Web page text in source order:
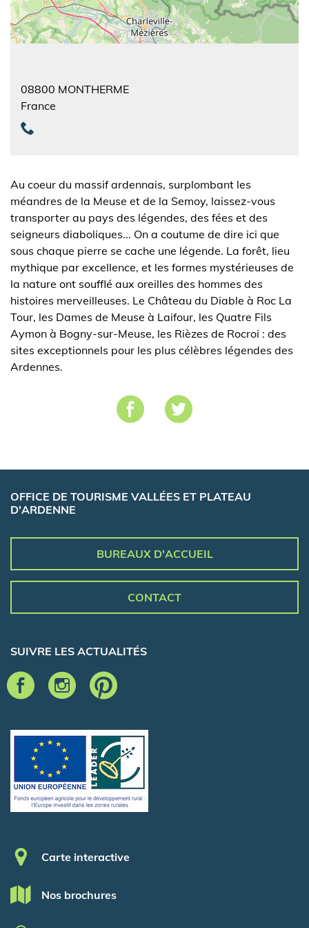
08800 MONTHERME
France
Au coeur du massif ardennais, surplombant les
méandres de la Meuse et de la Semoy, laissez-vous
transporter au pays des légendes, des fées et des
seigneurs diaboliques... On a coutume de dire ici que
sous chaque pierre se cache une légende. La forêt, lieu
mythique par excellence, et les formes mystérieuses de
la nature ont soufflé aux oreilles des hommes des
histoires merveilleuses. Le Château du Diable à Roc La
Tour, les Dames de Meuse à Laifour, les Quatre Fils
Aymon à Bogny-sur-Meuse, les Rièzes de Rocroi : des
sites exceptionnels pour les plus célèbres légendes des
Ardennes.
OFFICE DE TOURISME VALLÉES ET PLATEAU
D'ARDENNE
BUREAUX D'ACCUEIL
CONTACT
SUIVRE LES ACTUALITÉS
Pied de page
Carte interactive
Nos brochures